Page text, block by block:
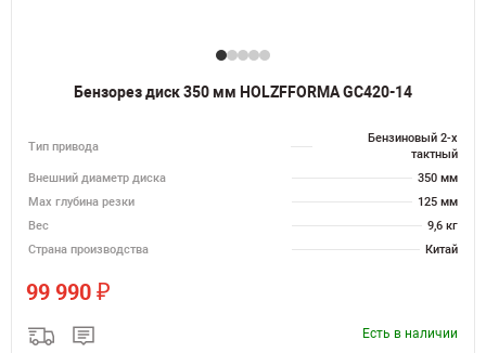
Бензорез диск 350 мм HOLZFFORMA GC420-14
Тип привода
Бензиновый 2-х
тактный
Внешний диаметр диска
350 мм
Max глубина резки
125 мм
Вес
9,6 кг
Страна производства
Китай
99 990 ₽
Есть в наличии